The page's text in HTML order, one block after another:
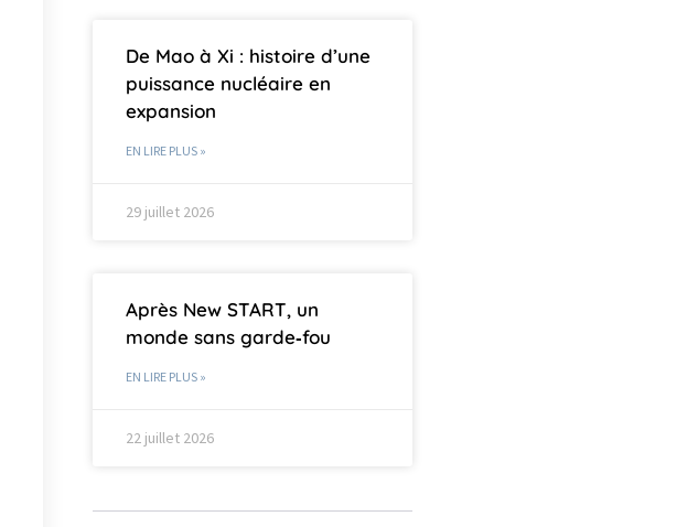
De Mao à Xi : histoire d’une
puissance nucléaire en
expansion
EN LIRE PLUS »
29 juillet 2026
Après New START, un
monde sans garde‑fou
EN LIRE PLUS »
22 juillet 2026